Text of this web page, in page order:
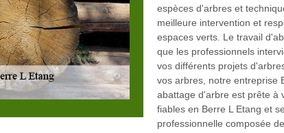
espèces d'arbres et
meilleure intervention et
espaces verts. Le travail
que les professionnels
vos différents projets
vos arbres, notre entreprise
abattage d'arbre est prête à
fiables en Berre L Etang et
professionnelle composée